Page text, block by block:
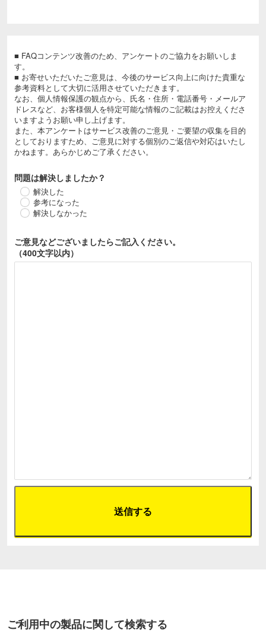
■ FAQコンテンツ改善のため、アンケートのご協力をお願いしま
す。
■ お寄せいただいたご意見は、今後のサービス向上に向けた貴重な
参考資料として大切に活用させていただきます。
なお、個人情報保護の観点から、氏名・住所・電話番号・メールア
ドレスなど、お客様個人を特定可能な情報のご記載はお控えくださ
いますようお願い申し上げます。
また、本アンケートはサービス改善のご意見・ご要望の収集を目的
としておりますため、ご意見に対する個別のご返信や対応はいたし
かねます。あらかじめご了承ください。
問題は解決しましたか？
解決した
参考になった
解決しなかった
ご意見などございましたらご記入ください。
（400文字以内）
ご利用中の製品に関して検索する